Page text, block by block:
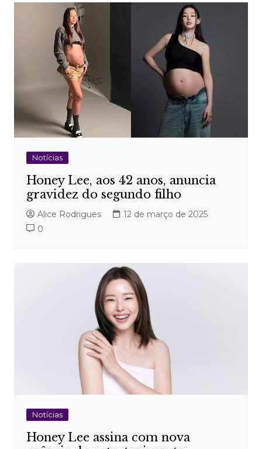
Notícias
Honey Lee, aos 42 anos, anuncia
gravidez do segundo filho
Alice Rodrigues
12 de março de 2025
0
Notícias
Honey Lee assina com nova